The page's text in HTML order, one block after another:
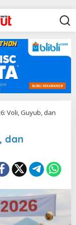
Voli, Guyub, dan
dan